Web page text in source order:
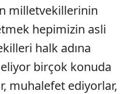
milletvekillerinin
hepimizin asli
halk adına
birçok konuda
muhalefet ediyorlar,